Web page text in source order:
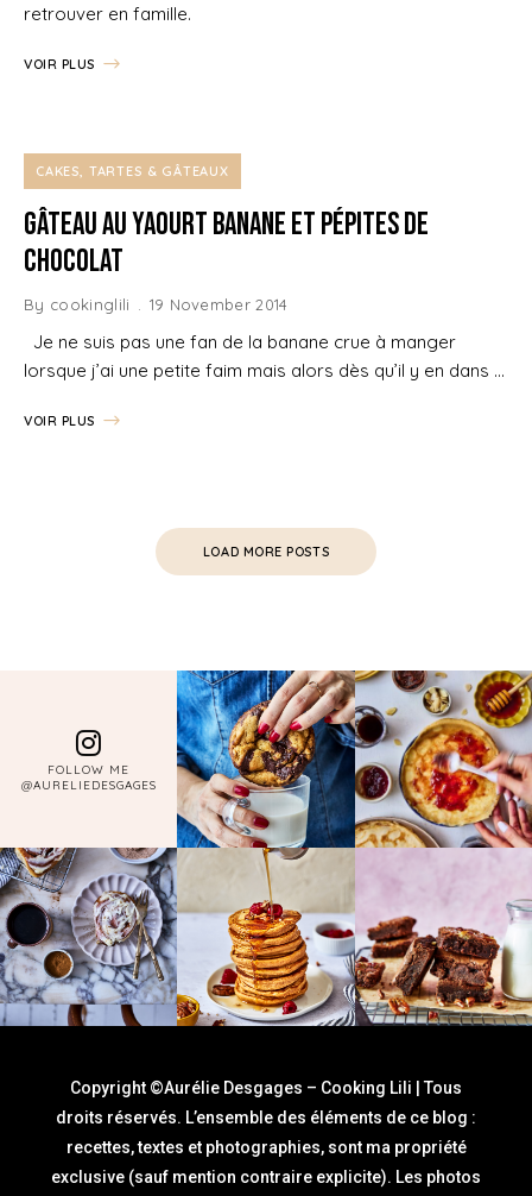
retrouver en famille.
VOIR PLUS
CAKES, TARTES & GÂTEAUX
Gâteau au Yaourt Banane et Pépites de
Chocolat
By cookinglili 19 November 2014
Je ne suis pas une fan de la banane crue à manger
lorsque j’ai une petite faim mais alors dès qu’il y en dans …
VOIR PLUS
LOAD MORE POSTS
FOLLOW ME
@AURELIEDESGAGES
Copyright ©Aurélie Desgages – Cooking Lili | Tous
droits réservés. L’ensemble des éléments de ce blog :
recettes, textes et photographies, sont ma propriété
exclusive (sauf mention contraire explicite). Les photos